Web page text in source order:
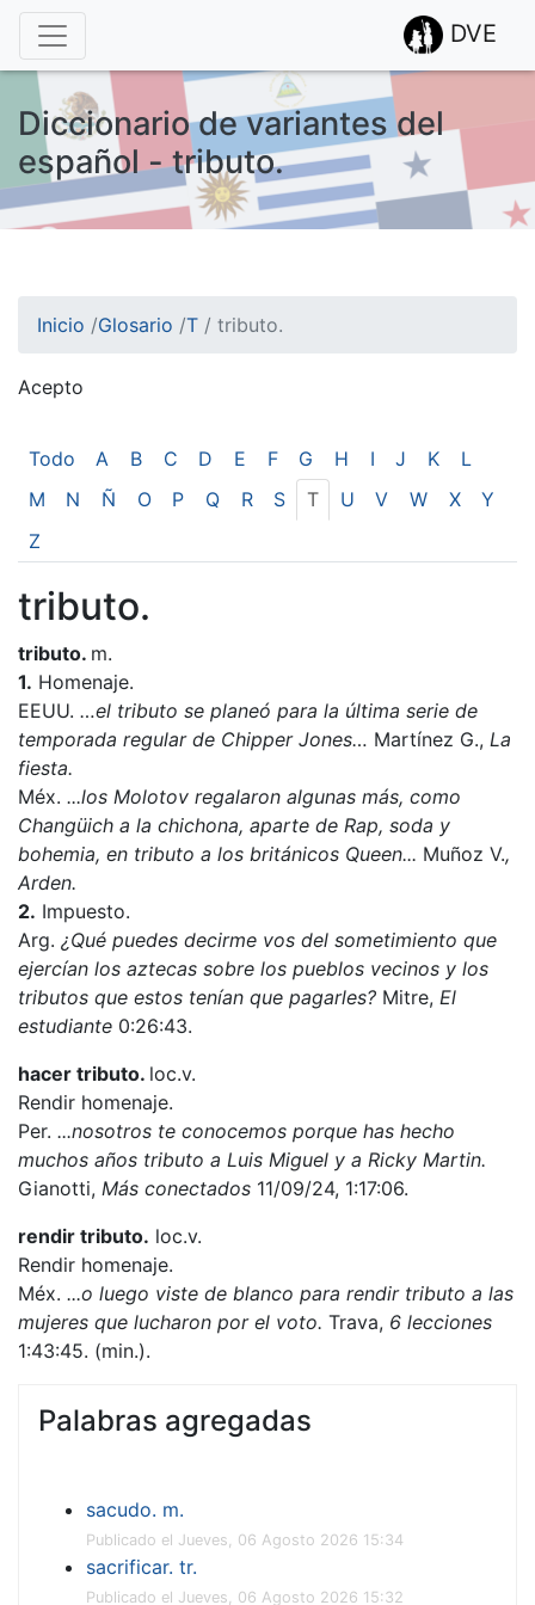
DVE
Diccionario de variantes del
español - tributo.
Inicio /Glosario /T / tributo.
Acepto
Todo A B C D E F G H I J K
L
M
N Ñ O P Q R S T U V W X
Y
Z
tributo.
tributo. m.
1. Homenaje.
EEUU. …el tributo se planeó para la última serie de
temporada regular de Chipper Jones… Martínez G., La
fiesta.
Méx. ...los Molotov regalaron algunas más, como
Changüich a la chichona, aparte de Rap, soda y
bohemia, en tributo a los británicos Queen... Muñoz V.,
Arden.
2. Impuesto.
Arg. ¿Qué puedes decirme vos del sometimiento que
ejercían los aztecas sobre los pueblos vecinos y los
tributos que estos tenían que pagarles? Mitre, El
estudiante 0:26:43.
hacer tributo. loc.v.
Rendir homenaje.
Per. ...nosotros te conocemos porque has hecho
muchos años tributo a Luis Miguel y a Ricky Martin.
Gianotti, Más conectados 11/09/24, 1:17:06.
rendir tributo. loc.v.
Rendir homenaje.
Méx. ...o luego viste de blanco para rendir tributo a las
mujeres que lucharon por el voto. Trava, 6 lecciones
1:43:45. (min.).
Palabras agregadas
sacudo. m.
Publicado el Jueves, 06 Agosto 2026 15:34
sacrificar. tr.
Publicado el Jueves, 06 Agosto 2026 15:32